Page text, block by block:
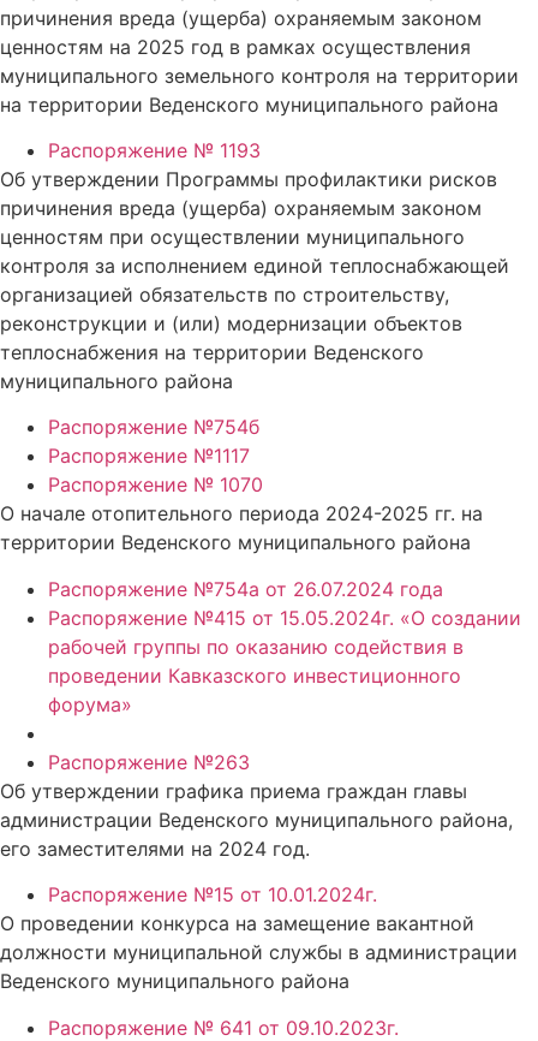
причинения вреда (ущерба) охраняемым законом
ценностям на 2025 год в рамках осуществления
муниципального земельного контроля на территории
на территории Веденского муниципального района
Распоряжение № 1193
Об утверждении Программы профилактики рисков
причинения вреда (ущерба) охраняемым законом
ценностям при осуществлении муниципального
контроля за исполнением единой теплоснабжающей
организацией обязательств по строительству,
реконструкции и (или) модернизации объектов
теплоснабжения на территории Веденского
муниципального района
Распоряжение №754б
Распоряжение №1117
Распоряжение № 1070
О начале отопительного периода 2024-2025 гг. на
территории Веденского муниципального района
Распоряжение №754а от 26.07.2024 года
Распоряжение №415 от 15.05.2024г. «О создании
рабочей группы по оказанию содействия в
проведении Кавказского инвестиционного
форума»
Распоряжение №263
Об утверждении графика приема граждан главы
администрации Веденского муниципального района,
его заместителями на 2024 год.
Распоряжение №15 от 10.01.2024г.
О проведении конкурса на замещение вакантной
должности муниципальной службы в администрации
Веденского муниципального района
Распоряжение № 641 от 09.10.2023г.